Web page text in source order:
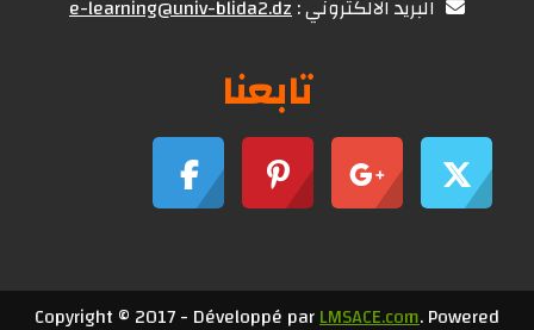
البريد الالكتروني :e-learning@univ-blida2.dz
تابعنا
Copyright © 2017 - Développé parLMSACE.com. Powered